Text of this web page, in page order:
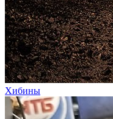
Хибины